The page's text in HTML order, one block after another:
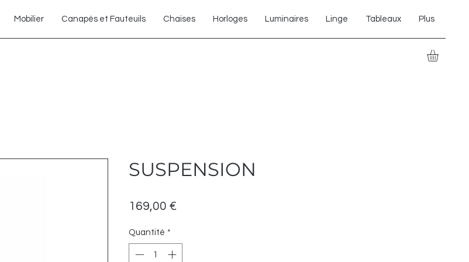
Mobilier Canapés et Fauteuils Chaises Horloges Luminaires Linge Tableaux Plus
SUSPENSION
169,00 €
Quantité *